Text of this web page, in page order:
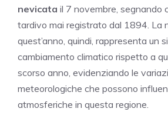
nevicata il 7 novembre, segnando
tardivo mai registrato dal 1894. La
quest’anno, quindi, rappresenta un
cambiamento climatico rispetto a
scorso anno, evidenziando le
meteorologiche che possono
atmosferiche in questa regione.